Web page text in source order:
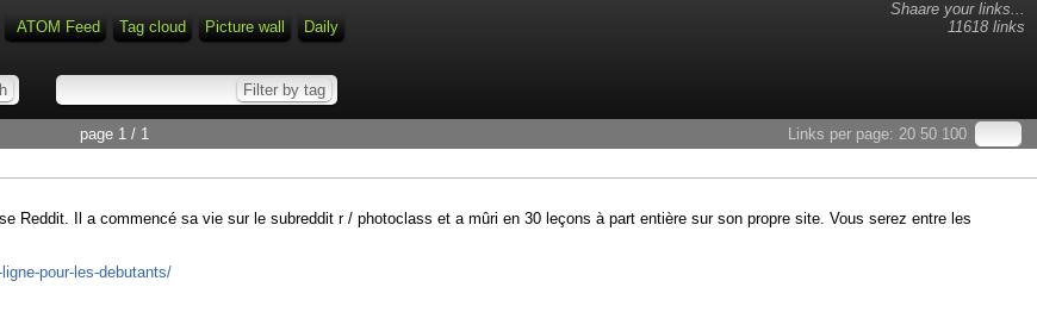
Shaare your links...
11618 links
ATOM Feed Tag cloud Picture wall Daily
Links per page: 20 50 100
page 1 / 1
Reddit. Il a commencé sa vie sur le subreddit r / photoclass et a mûri en 30 leçons à part entière sur son propre site. Vous serez entre les
pour-les-debutants/